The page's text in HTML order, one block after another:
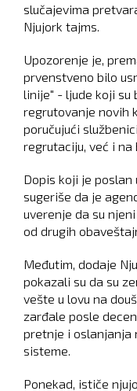
slučajevima
Njujork tajms.
Upozorenje je,
prvenstveno bilo
linije" - ljude koji su
regrutovanje novih
poručujući
regrutaciju, već i
Dopis koji je
sugeriše da je
uverenje da su
od drugih
Međutim, dodaje
pokazali su da su
vešte u lovu na
zarđale posle
pretnje i oslanjanja
sisteme.
Ponekad, ističe